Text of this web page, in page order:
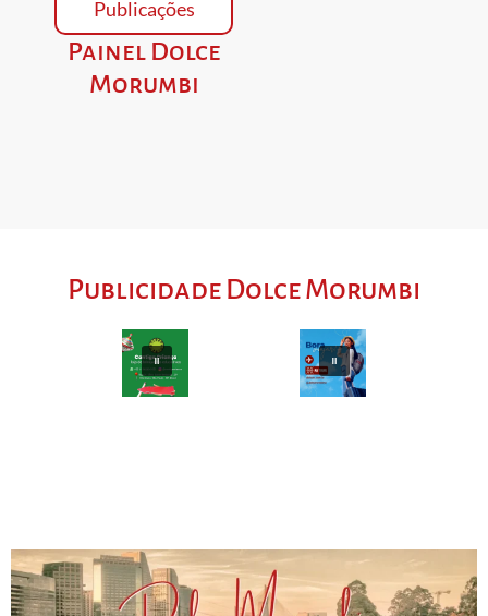
Publicações
Painel Dolce
Morumbi
Publicidade Dolce Morumbi